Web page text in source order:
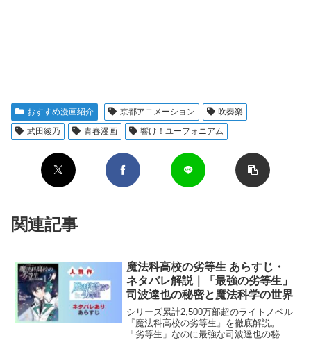
おすすめ漫画紹介 京都アニメーション
吹奏楽
武田綾乃
青春漫画 響け！ユーフォニアム
関連記事
魔法科高校の劣等生 あらすじ・
ネタバレ解説｜「最強の劣等生」
司波達也の秘密と魔法科学の世界
シリーズ累計2,500万部超のライトノベル
『魔法科高校の劣等生』を徹底解説。
「劣等生」なのに最強な司波達也の秘